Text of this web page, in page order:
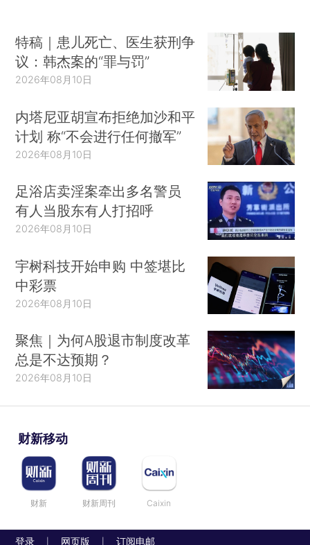
特稿｜患儿死亡、医生获刑争
议：韩杰案的“罪与罚”
2026年08月10日
内塔尼亚胡宣布拒绝加沙和平
计划 称“不会进行任何撤军”
2026年08月10日
足浴店卖淫案牵出多名警员
有人当股东有人打招呼
2026年08月10日
宇树科技开始申购 中签堪比
中彩票
2026年08月10日
聚焦｜为何A股退市制度改革
总是不达预期？
2026年08月10日
财新移动
财新 财新周刊 Caixin
登录 网页版 订阅电邮